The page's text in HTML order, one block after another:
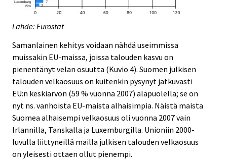
Lähde: Eurostat
Samanlainen kehitys voidaan nähdä useimmissa
muissakin EU-maissa, joissa talouden kasvu on
pienentänyt velan osuutta (Kuvio 4). Suomen julkisen
talouden velkaosuus on kuitenkin pysynyt jatkuvasti
EU:n keskiarvon (59 % vuonna 2007) alapuolella; se on
nyt ns. vanhoista EU-maista alhaisimpia. Näistä maista
Suomea alhaisempi velkaosuus oli vuonna 2007 vain
Irlannilla, Tanskalla ja Luxemburgilla. Unioniin 2000-
luvulla liittyneillä mailla julkisen talouden velkaosuus
on yleisesti ottaen ollut pienempi.